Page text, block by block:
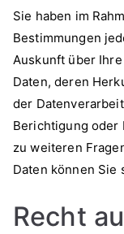
Sie haben im
Bestimmungen
Auskunft über
Daten, deren
der
Berichtigung oder
zu weiteren
Daten können Sie
Recht